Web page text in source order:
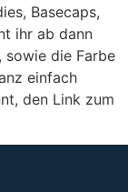
Basecaps,
ihr ab dann
sowie die Farbe
einfach
den Link zum